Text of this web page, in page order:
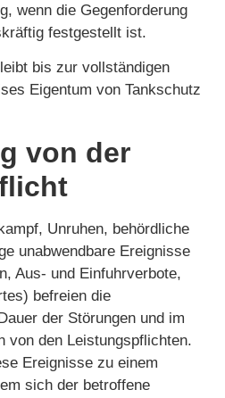
wenn die Gegenforderung
festgestellt ist.
bis zur vollständigen
Eigentum von Tankschutz
von der
Unruhen, behördliche
unabwendbare Ereignisse
Aus- und Einfuhrverbote,
befreien die
der Störungen und im
von den Leistungspflichten.
Ereignisse zu einem
sich der betroffene